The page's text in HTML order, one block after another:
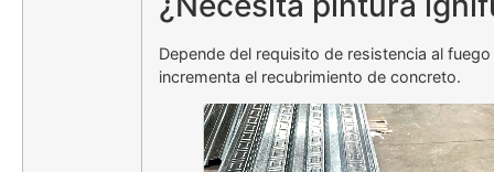
Depende del requisito de resistencia al
incrementa el recubrimiento de concreto.